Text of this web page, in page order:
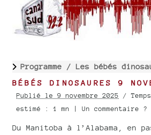
Programme / Les bébés
BÉBÉS DINOSAURES 9
Publié le 9 novembre 2025 /
estimé : 1 mn | Un commentaire ?
Du Manitoba à l’Alabama, en